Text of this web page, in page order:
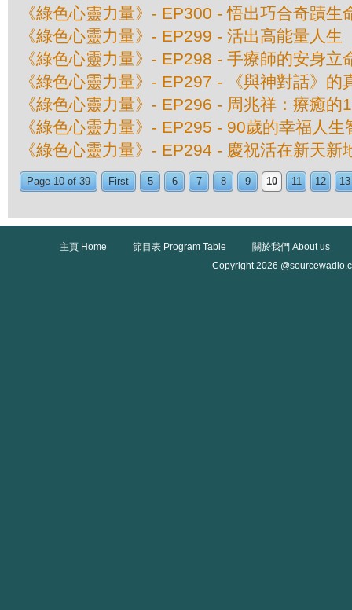
《綠色心靈力量》- EP300 - 悟出巧合奇蹟生
《綠色心靈力量》- EP299 - 活出高能量人生
《綠色心靈力量》- EP298 - 手療師的安身立
《綠色心靈力量》- EP297 - 《與神對話》的
《綠色心靈力量》- EP296 - 周兆祥：療癒的
《綠色心靈力量》- EP295 - 90歲的幸福人生
《綠色心靈力量》- EP294 - 慶祝活在新天新
Page 10 of 39 First 5 6 7 8 9 10 11 12 13
主頁 Home 節目表 Program Table
關於我們 About us
Copyright 2026